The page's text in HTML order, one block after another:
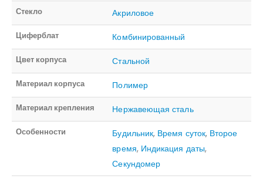
Стекло Акриловое
Циферблат Комбинированный
Цвет корпуса Стальной
Материал корпуса Полимер
Материал крепления Нержавеющая сталь
Особенности Будильник, Время суток, Второе
время, Индикация даты,
Секундомер